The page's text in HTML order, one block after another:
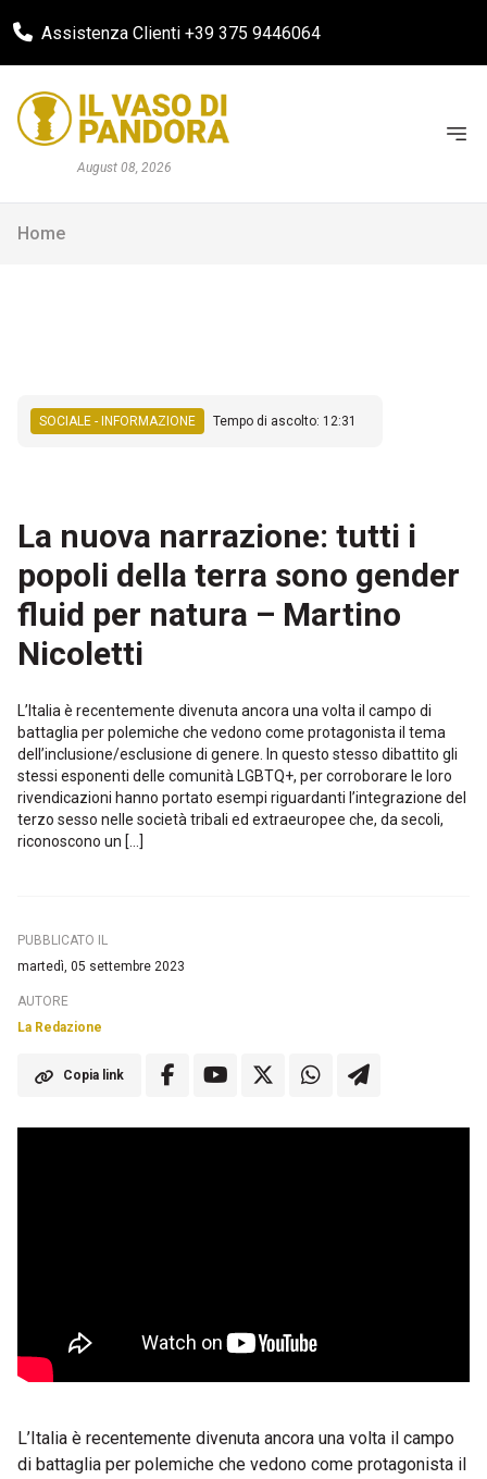
Assistenza Clienti +39 375 9446064
August 08, 2026
Home
SOCIALE - INFORMAZIONE Tempo di ascolto: 12:31
La nuova narrazione: tutti i
popoli della terra sono gender
fluid per natura – Martino
Nicoletti
L’Italia è recentemente divenuta ancora una volta il campo di
battaglia per polemiche che vedono come protagonista il tema
dell’inclusione/esclusione di genere. In questo stesso dibattito gli
stessi esponenti delle comunità LGBTQ+, per corroborare le loro
rivendicazioni hanno portato esempi riguardanti l’integrazione del
terzo sesso nelle società tribali ed extraeuropee che, da secoli,
riconoscono un […]
PUBBLICATO IL
martedì, 05 settembre 2023
AUTORE
La Redazione
Copia link
L’Italia è recentemente divenuta ancora una volta il campo
di battaglia per polemiche che vedono come protagonista il